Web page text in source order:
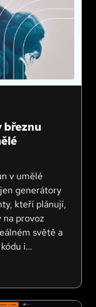
březnu
v umělé
generátory
kteří plánují,
na provoz
světě a
i
průlomů